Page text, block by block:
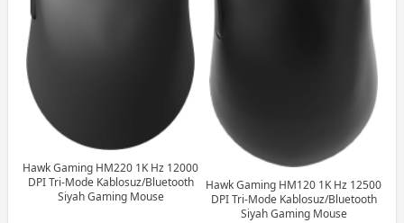
Hawk Gaming HM220 1K Hz 12000
DPI Tri-Mode Kablosuz/Bluetooth
Siyah Gaming Mouse
Hawk Gaming HM120 1K Hz 12500
DPI Tri-Mode Kablosuz/Bluetooth
Siyah Gaming Mouse